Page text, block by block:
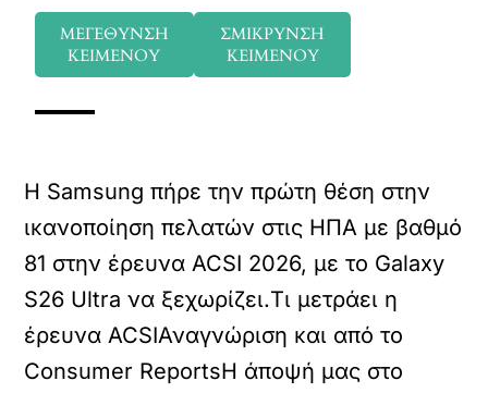
ΜΕΓΕΘΥΝΣΗ
ΚΕΙΜΕΝΟΥ
ΣΜΙΚΡΥΝΣΗ
ΚΕΙΜΕΝΟΥ
Η Samsung πήρε την πρώτη θέση στην
ικανοποίηση πελατών στις ΗΠΑ με βαθμό
81 στην έρευνα ACSI 2026, με το Galaxy
S26 Ultra να ξεχωρίζει.Τι μετράει η
έρευνα ACSIΑναγνώριση και από το
Consumer ReportsΗ άποψή μας στο